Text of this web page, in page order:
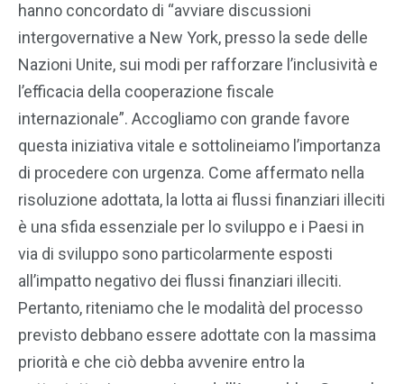
hanno concordato di “avviare discussioni
intergovernative a New York, presso la sede delle
Nazioni Unite, sui modi per rafforzare l’inclusività e
l’efficacia della cooperazione fiscale
internazionale”. Accogliamo con grande favore
questa iniziativa vitale e sottolineiamo l’importanza
di procedere con urgenza. Come affermato nella
risoluzione adottata, la lotta ai flussi finanziari illeciti
è una sfida essenziale per lo sviluppo e i Paesi in
via di sviluppo sono particolarmente esposti
all’impatto negativo dei flussi finanziari illeciti.
Pertanto, riteniamo che le modalità del processo
previsto debbano essere adottate con la massima
priorità e che ciò debba avvenire entro la